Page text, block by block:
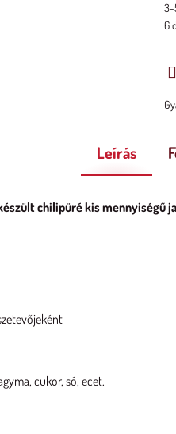
3-
6
Leírás
chilipüré kis mennyiségű
cukor, só, ecet.